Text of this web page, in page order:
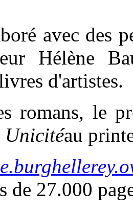
avec des
Hélène
d'artistes.
romans, le
Unicitéau
de 27.000